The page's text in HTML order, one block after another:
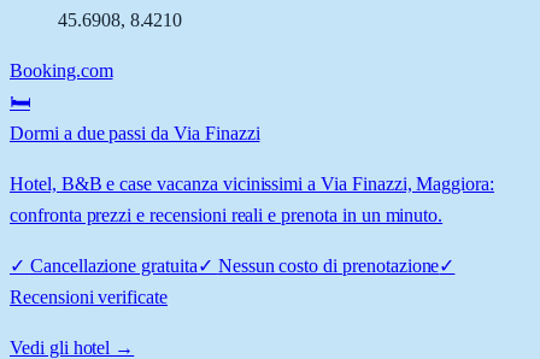
45.6908, 8.4210
Booking.com
🛏️
Dormi a due passi da Via Finazzi
Hotel, B&B e case vacanza vicinissimi a Via Finazzi, Maggiora:
confronta prezzi e recensioni reali e prenota in un minuto.
✓ Cancellazione gratuita✓ Nessun costo di prenotazione✓
Recensioni verificate
Vedi gli hotel →